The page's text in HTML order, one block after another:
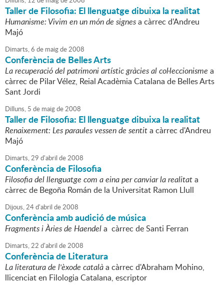
Taller de Filosofia: El llenguatge dibuixa la realitat
Humanisme: Vivim en un món de signesa càrrec d'Andreu
Majó
Dimarts,6 de maigde2008
Conferència de Belles Arts
La recuperació del patrimoni artístic gràcies al col·leccionisme a
càrrec de Pilar Vélez, Reial Acadèmia Catalana de Belles Arts
Sant Jordi
Dilluns, 5 de maigde2008
Taller de Filosofia: El llenguatge dibuixa la realitat
Renaixement: Les paraules vessen de sentita càrrec d'Andreu
Majó
Dimarts,29 d'abril de2008
Conferència de Filosofia
Filosofia del llenguatge com a eina per canviar la realitata
càrrec de Begoña Román de la Universitat Ramon Llull
Dijous,24d'abril de2008
Conferència amb audició de música
Fragments i Àries de Haendela càrrec de Santi Ferran
Dimarts,22 d'abril de2008
Conferència de Literatura
La literatura de l'èxode catalàa càrrec d'Abraham Mohino,
llicenciat en Filologia Catalana, escriptor